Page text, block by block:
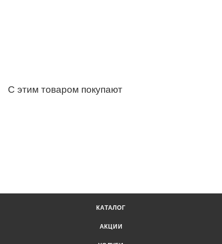
С этим товаром покупают
КАТАЛОГ
АКЦИИ